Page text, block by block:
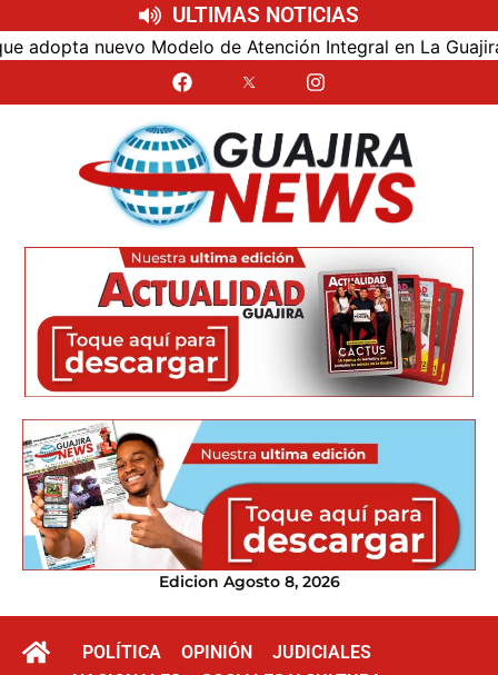
ULTIMAS NOTICIAS
nuevo Modelo de Atención Integral en La Guajira
Edicion Agosto 8, 2026
POLÍTICA OPINIÓN
JUDICIALES